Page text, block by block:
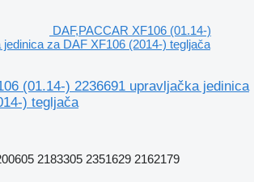
DAF,PACCAR XF106 (01.14-)
za DAF XF106 (2014-) tegljača
(01.14-) 2236691 upravljačka jedinica
) tegljača
2183305 2351629 2162179